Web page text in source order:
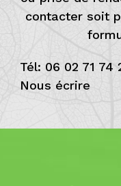
contacter soit
Tél: 06 02 71 74
Nous écrire